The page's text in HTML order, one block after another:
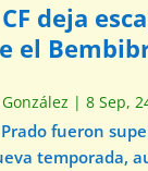
deja
el
| 8 Sep,
fueron
temporada,